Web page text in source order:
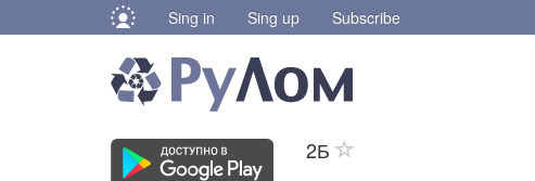
Sing in Sing up Subscribe
2Б